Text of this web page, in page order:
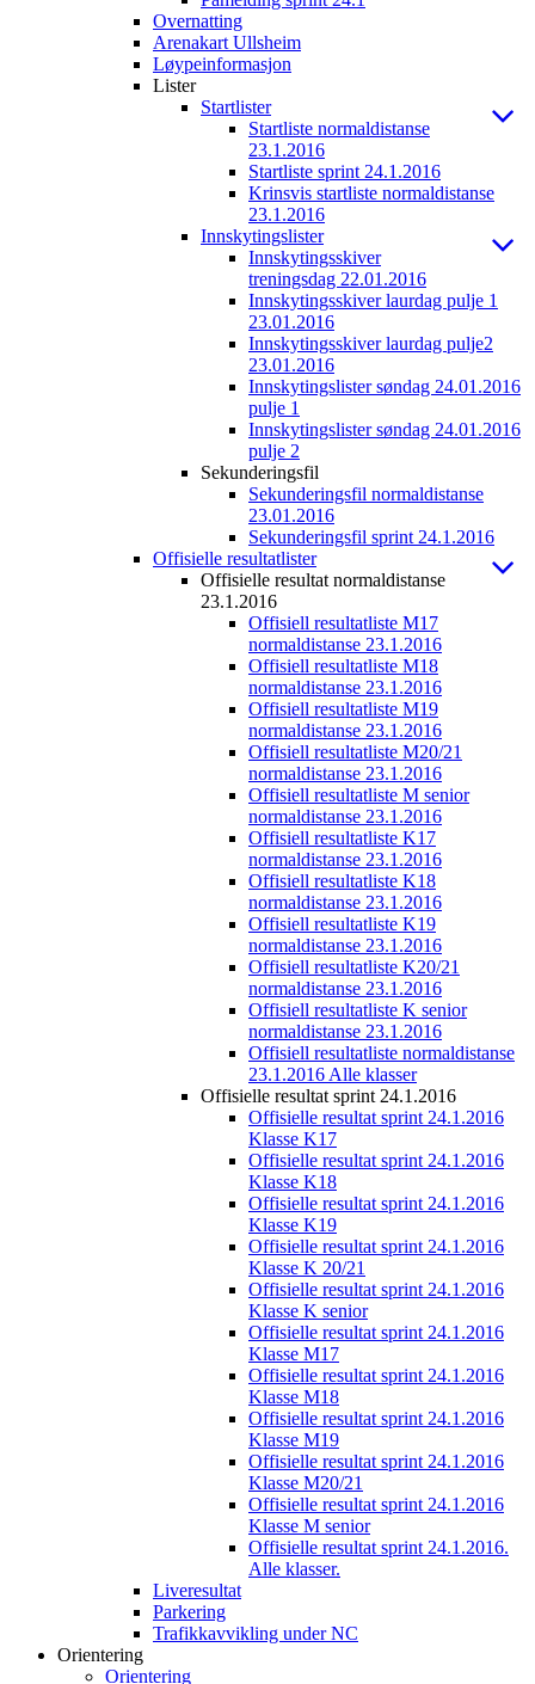
Overnatting
Arenakart Ullsheim
Løypeinformasjon
Lister
Startlister
Startliste normaldistanse
23.1.2016
Startliste sprint 24.1.2016
Krinsvis startliste normaldistanse
23.1.2016
Innskytingslister
Innskytingsskiver
treningsdag 22.01.2016
Innskytingsskiver laurdag pulje 1
23.01.2016
Innskytingsskiver laurdag pulje2
23.01.2016
Innskytingslister søndag 24.01.2016
pulje 1
Innskytingslister søndag 24.01.2016
pulje 2
Sekunderingsfil
Sekunderingsfil normaldistanse
23.01.2016
Sekunderingsfil sprint 24.1.2016
Offisielle resultatlister
Offisielle resultat normaldistanse
23.1.2016
Offisiell resultatliste M17
normaldistanse 23.1.2016
Offisiell resultatliste M18
normaldistanse 23.1.2016
Offisiell resultatliste M19
normaldistanse 23.1.2016
Offisiell resultatliste M20/21
normaldistanse 23.1.2016
Offisiell resultatliste M senior
normaldistanse 23.1.2016
Offisiell resultatliste K17
normaldistanse 23.1.2016
Offisiell resultatliste K18
normaldistanse 23.1.2016
Offisiell resultatliste K19
normaldistanse 23.1.2016
Offisiell resultatliste K20/21
normaldistanse 23.1.2016
Offisiell resultatliste K senior
normaldistanse 23.1.2016
Offisiell resultatliste normaldistanse
23.1.2016 Alle klasser
Offisielle resultat sprint 24.1.2016
Offisielle resultat sprint 24.1.2016
Klasse K17
Offisielle resultat sprint 24.1.2016
Klasse K18
Offisielle resultat sprint 24.1.2016
Klasse K19
Offisielle resultat sprint 24.1.2016
Klasse K 20/21
Offisielle resultat sprint 24.1.2016
Klasse K senior
Offisielle resultat sprint 24.1.2016
Klasse M17
Offisielle resultat sprint 24.1.2016
Klasse M18
Offisielle resultat sprint 24.1.2016
Klasse M19
Offisielle resultat sprint 24.1.2016
Klasse M20/21
Offisielle resultat sprint 24.1.2016
Klasse M senior
Offisielle resultat sprint 24.1.2016.
Alle klasser.
Liveresultat
Parkering
Trafikkavvikling under NC
Orientering
Orientering